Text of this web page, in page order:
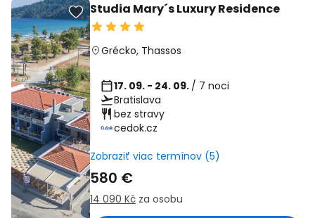
Studia Mary´s Luxury Residence
Grécko, Thassos
17. 09. - 24. 09. / 7 noci
Bratislava
bez stravy
cedok.cz
Zobraziť viac termínov (5)
580 €
14 090 Kč za osobu